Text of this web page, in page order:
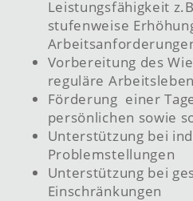
Leistungsfähigkeit
stufenweise
Vorbereitung des
reguläre Arbeitsleben
Förderung einer
persönlichen sowie
Unterstützung bei
Problemstellungen
Unterstützung bei
Einschränkungen